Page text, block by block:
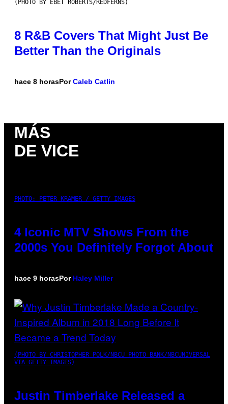
(PHOTO BY EBET ROBERTS/REDFERNS)
8 R&B Covers That Might Just Be
Better Than the Originals
hace 8 horasPorCaleb Catlin
MÁS
DE VICE
PHOTO: PETER KRAMER / GETTY IMAGES
4 Iconic MTV Shows From the
2000s You Definitely Forgot About
hace 9 horasPor Haley Miller
(PHOTO BY CHRISTOPHER POLK/NBCU PHOTO BANK/NBCUNIVERSAL
VIA GETTY IMAGES)
Justin Timberlake Released a